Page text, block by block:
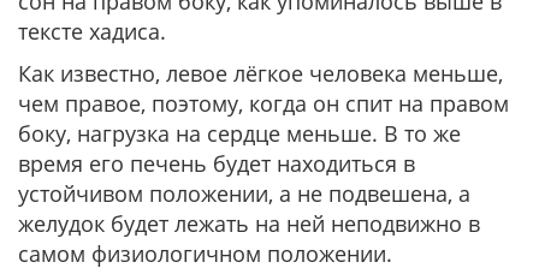
тексте хадиса.
Как известно, левое лёгкое человека меньше,
чем правое, поэтому, когда он спит на правом
боку, нагрузка на сердце меньше. В то же
время его печень будет находиться в
устойчивом положении, а не подвешена, а
желудок будет лежать на ней неподвижно в
самом физиологичном положении.